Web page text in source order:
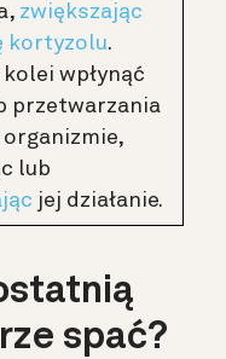
zwiększając
kortyzolu.
wpłynąć
przetwarzania
lub
jej działanie.
spać?